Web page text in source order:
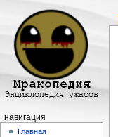
навигация
Главная